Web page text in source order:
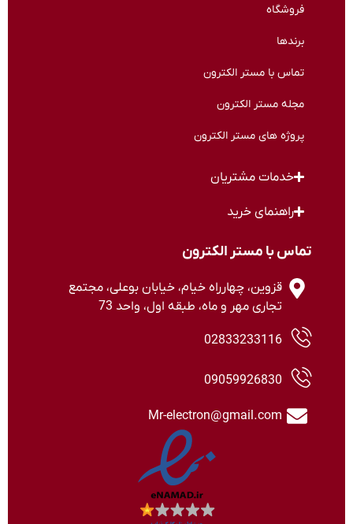
فروشگاه
برندها
تماس با مستر الکترون
مجله مستر الکترون
پروژه های مستر الکترون
خدمات مشتریان
راهنمای خرید
تماس با مستر الکترون
قزوین، چهارراه خیام، خیابان بوعلی، مجتمع
تجاری مهر و ماه، طبقه اول، واحد 73
02833233116
09059926830
Mr-electron@gmail.com